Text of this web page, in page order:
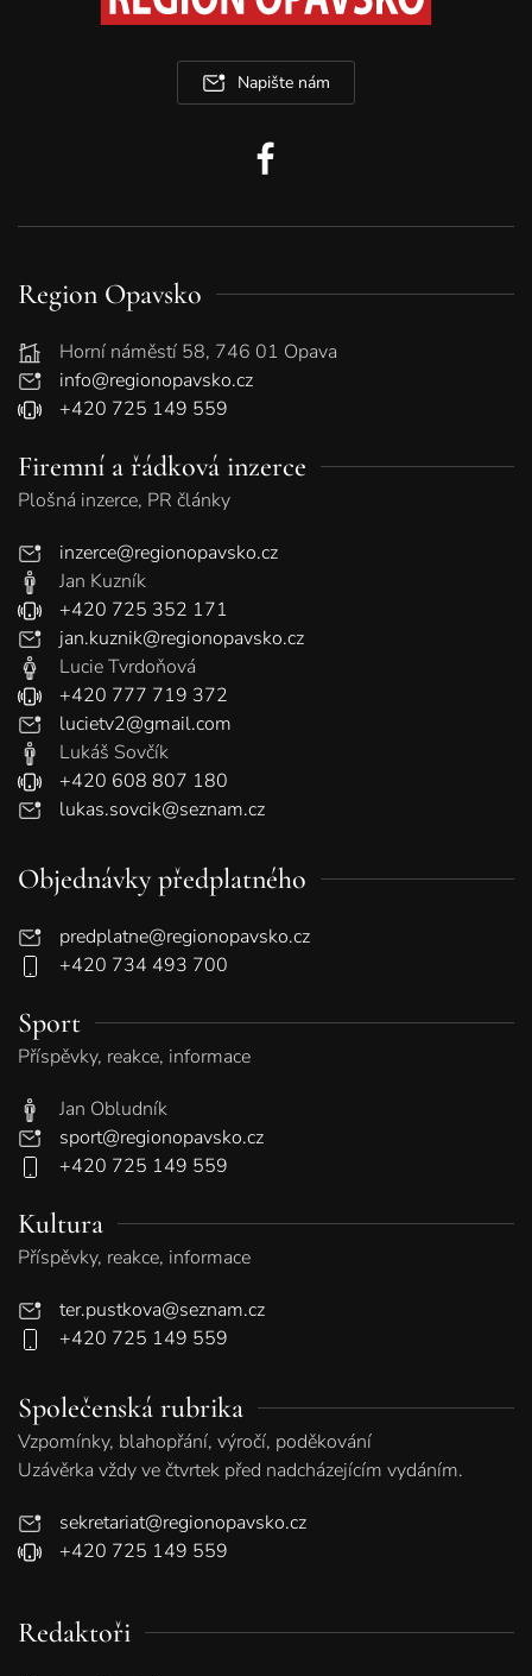
Napište nám
Region Opavsko
Horní náměstí 58, 746 01 Opava
info@regionopavsko.cz
+420 725 149 559
Firemní a řádková inzerce
Plošná inzerce, PR články
inzerce@regionopavsko.cz
Jan Kuzník
+420 725 352 171
jan.kuznik@regionopavsko.cz
Lucie Tvrdoňová
+420 777 719 372
lucietv2@gmail.com
Lukáš Sovčík
+420 608 807 180
lukas.sovcik@seznam.cz
Objednávky předplatného
predplatne@regionopavsko.cz
+420 734 493 700
Sport
Příspěvky, reakce, informace
Jan Obludník
sport@regionopavsko.cz
+420 725 149 559
Kultura
Příspěvky, reakce, informace
ter.pustkova@seznam.cz
+420 725 149 559
Společenská rubrika
Vzpomínky, blahopřání, výročí, poděkování
Uzávěrka vždy ve čtvrtek před nadcházejícím vydáním.
sekretariat@regionopavsko.cz
+420 725 149 559
Redaktoři